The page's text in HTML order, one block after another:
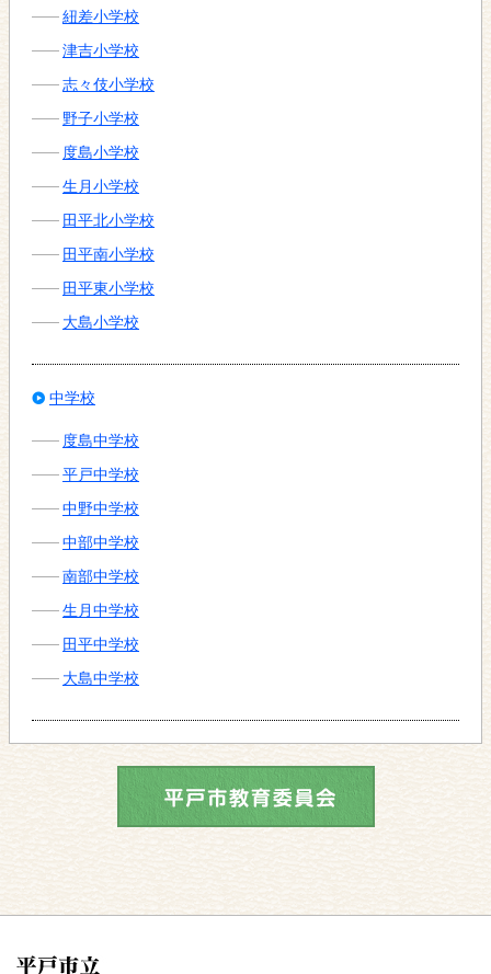
紐差小学校
津吉小学校
志々伎小学校
野子小学校
度島小学校
生月小学校
田平北小学校
田平南小学校
田平東小学校
大島小学校
中学校
度島中学校
平戸中学校
中野中学校
中部中学校
南部中学校
生月中学校
田平中学校
大島中学校